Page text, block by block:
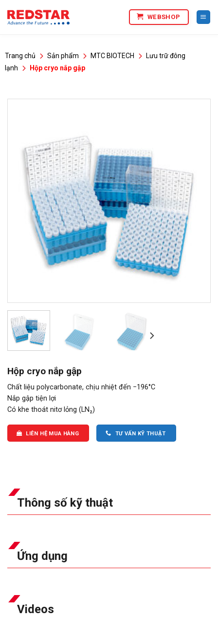
qua
WEBSHOP
Trang chủ Sản phẩm MTC BIOTECH
Lưu trữ đông
lạnh
Hộp cryo nắp gập
Hộp cryo nắp gập
Chất liệu polycarbonate, chịu nhiệt đến −196°C
Nắp gập tiện lợi
Có khe thoát nitơ lỏng (LN₂)
LIÊN HỆ MUA HÀNG TƯ VẤN KỸ THUẬT
Thông số kỹ thuật
Ứng dụng
Videos